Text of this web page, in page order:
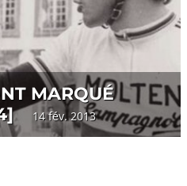
MARQUÉ
14 fév. 2013